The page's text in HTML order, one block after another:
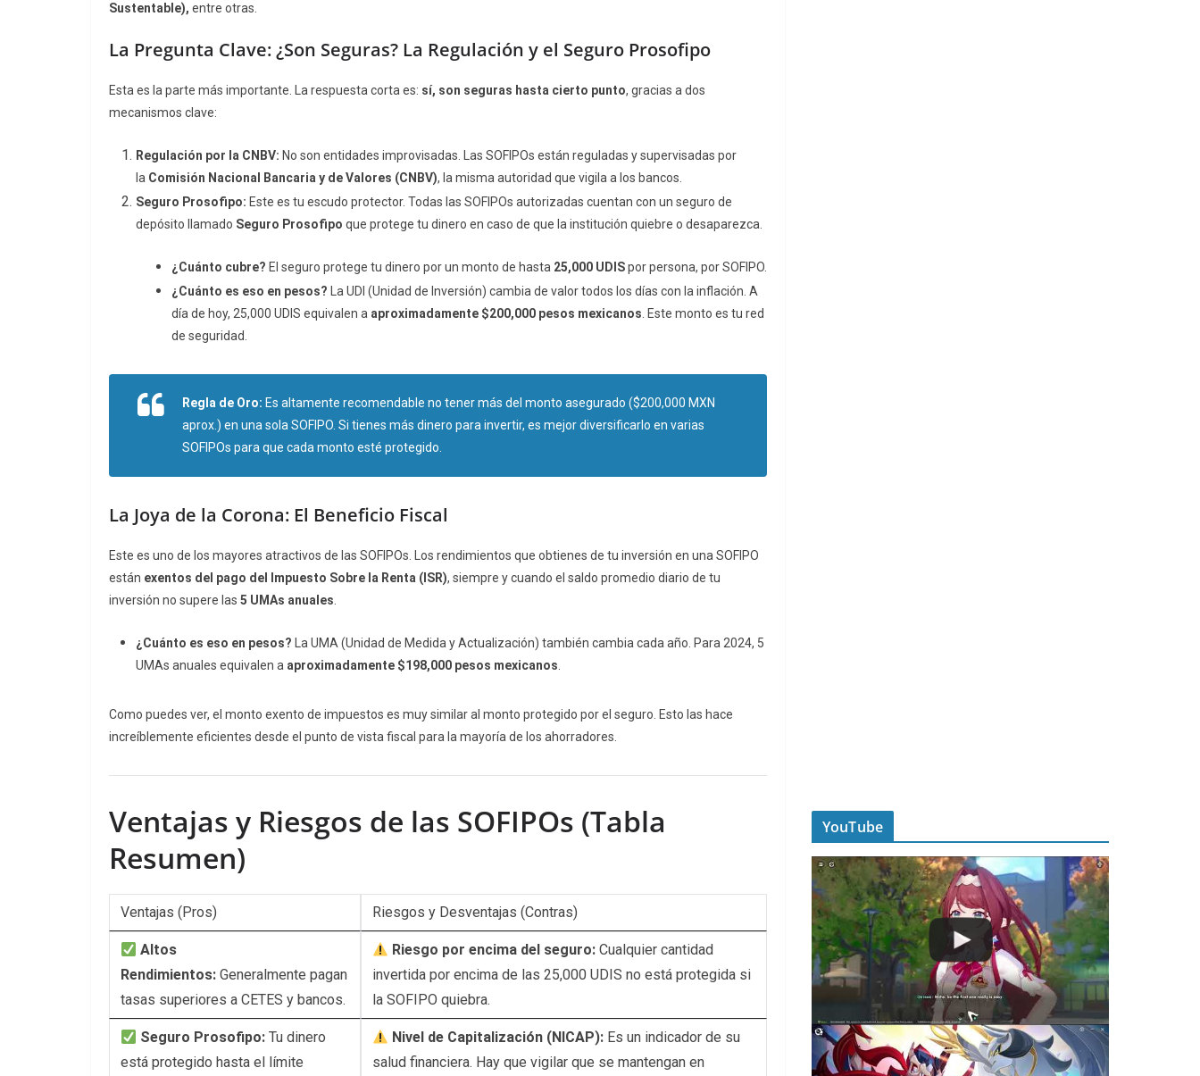
Sustentable), entre otras.
La Pregunta Clave: ¿Son Seguras? La Regulación y el Seguro Prosofipo
Esta es la parte más importante. La respuesta corta es: sí, son seguras hasta cierto punto, gracias a dos
mecanismos clave:
Regulación por la CNBV: No son entidades improvisadas. Las SOFIPOs están reguladas y supervisadas por
la Comisión Nacional Bancaria y de Valores (CNBV), la misma autoridad que vigila a los bancos.
Seguro Prosofipo: Este es tu escudo protector. Todas las SOFIPOs autorizadas cuentan con un seguro de
depósito llamado Seguro Prosofipo que protege tu dinero en caso de que la institución quiebre o desaparezca.
¿Cuánto cubre? El seguro protege tu dinero por un monto de hasta 25,000 UDISpor persona, por SOFIPO.
¿Cuánto es eso en pesos? La UDI (Unidad de Inversión) cambia de valor todos los días con la inflación. A
día de hoy, 25,000 UDIS equivalen a aproximadamente $200,000 pesos mexicanos . Este monto es tu red
de seguridad.
Regla de Oro: Es altamente recomendable no tener más del monto asegurado ($200,000 MXN
aprox.) en una sola SOFIPO. Si tienes más dinero para invertir, es mejor diversificarlo en varias
SOFIPOs para que cada monto esté protegido.
La Joya de la Corona: El Beneficio Fiscal
Este es uno de los mayores atractivos de las SOFIPOs. Los rendimientos que obtienes de tu inversión en una SOFIPO
están exentos del pago del Impuesto Sobre la Renta (ISR), siempre y cuando el saldo promedio diario de tu
inversión no supere las 5 UMAs anuales
¿Cuánto es eso en pesos? La UMA (Unidad de Medida y Actualización) también cambia cada año. Para 2024, 5
UMAs anuales equivalen a aproximadamente $198,000 pesos mexicanos
Como puedes ver, el monto exento de impuestos es muy similar al monto protegido por el seguro. Esto las hace
increíblemente eficientes desde el punto de vista fiscal para la mayoría de los ahorradores.
Ventajas y Riesgos de las SOFIPOs (Tabla
Resumen)
Ventajas (Pros) Riesgos y Desventajas (Contras)
Altos
Rendimientos: Generalmente pagan
tasas superiores a CETES y bancos.
Riesgo por encima del seguro: Cualquier cantidad
invertida por encima de las 25,000 UDIS no está protegida si
la SOFIPO quiebra.
Seguro Prosofipo: Tu dinero
está protegido hasta el límite
Nivel de Capitalización (NICAP): Es un indicador de su
salud financiera. Hay que vigilar que se mantengan en
YouTube